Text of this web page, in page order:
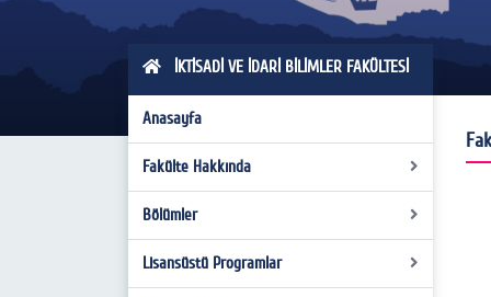
İKTİSADİ VE İDARİ BİLİMLER FAKÜLTESİ
Anasayfa
Fakülte Hakkında
Dekanımızın Mesajı
Tanıtım
Bölümler
İktisat
Lisansüstü Programlar